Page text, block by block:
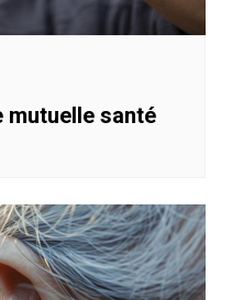
mutuelle santé